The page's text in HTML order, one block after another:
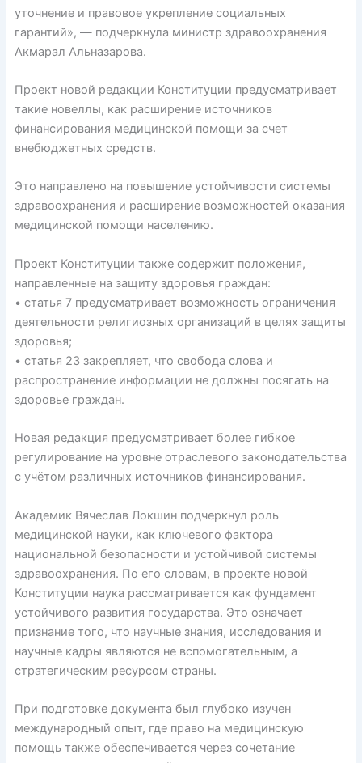
уточнение и правовое укрепление социальных
гарантий», — подчеркнула министр здравоохранения
Акмарал Альназарова.
Проект новой редакции Конституции предусматривает
такие новеллы, как расширение источников
финансирования медицинской помощи за счет
внебюджетных средств.
Это направлено на повышение устойчивости системы
здравоохранения и расширение возможностей оказания
медицинской помощи населению.
Проект Конституции также содержит положения,
направленные на защиту здоровья граждан:
• статья 7 предусматривает возможность ограничения
деятельности религиозных организаций в целях защиты
здоровья;
• статья 23 закрепляет, что свобода слова и
распространение информации не должны посягать на
здоровье граждан.
Новая редакция предусматривает более гибкое
регулирование на уровне отраслевого законодательства
с учётом различных источников финансирования.
Академик Вячеслав Локшин подчеркнул роль
медицинской науки, как ключевого фактора
национальной безопасности и устойчивой системы
здравоохранения. По его словам, в проекте новой
Конституции наука рассматривается как фундамент
устойчивого развития государства. Это означает
признание того, что научные знания, исследования и
научные кадры являются не вспомогательным, а
стратегическим ресурсом страны.
При подготовке документа был глубоко изучен
международный опыт, где право на медицинскую
помощь также обеспечивается через сочетание